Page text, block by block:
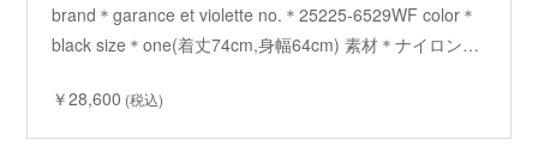
brand＊garance et violette no.＊25225-6529WF color＊
black size＊one(着丈74cm,身幅64cm) 素材＊ナイロン…
￥28,600 (税込)